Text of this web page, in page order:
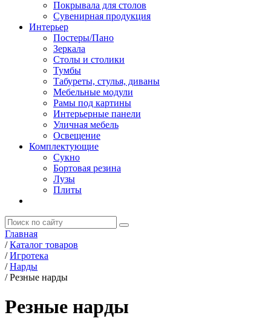
Покрывала для столов
Сувенирная продукция
Интерьер
Постеры/Пано
Зеркала
Столы и столики
Тумбы
Табуреты, стулья, диваны
Мебельные модули
Рамы под картины
Интерьерные панели
Уличная мебель
Освещение
Комплектующие
Сукно
Бортовая резина
Лузы
Плиты
Главная
/ Каталог товаров
/ Игротека
/ Нарды
/ Резные нарды
Резные нарды